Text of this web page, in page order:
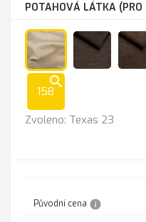
POTAHOVÁ LÁTKA
Texas
search
158
Zvoleno: Texas 23
Původní cena info